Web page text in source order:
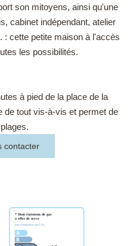
son mitoyens, ainsi qu'une
cabinet indépendant, atelier
: cette petite maison à l'accès
les possibilités.
à pied de la place de la
de tout vis-à-vis et permet de
contacter